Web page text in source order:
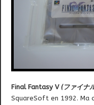
Final Fantasy V (ファイナ
SquareSoft en 1992. Ma